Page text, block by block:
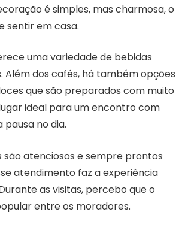
é simples, mas charmosa, o
sentir em casa.
uma variedade de bebidas
Além dos cafés, há também opções
que são preparados com muito
ideal para um encontro com
pausa no dia.
são atenciosos e sempre prontos
atendimento faz a experiência
as visitas, percebo que o
entre os moradores.